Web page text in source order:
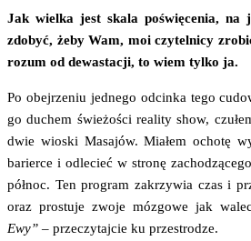
Jak wiel­ka jest ska­la poświę­ce­nia, na
zdo­być, żeby Wam, moi czy­tel­ni­cy
rozum od dewa­sta­cji, to wiem tyl­ko ja.
Po obej­rze­niu jed­ne­go odcin­ka tego
go duchem świe­żo­ści reali­ty show,
dwie wio­ski Masa­jów. Mia­łem ocho­tę
barier­ce i odle­cieć w stro­nę
pół­noc. Ten pro­gram zakrzy­wia czas i
oraz pro­stu­je zwo­je mózgo­we jak
Ewy” – prze­czy­taj­cie ku przestrodze.